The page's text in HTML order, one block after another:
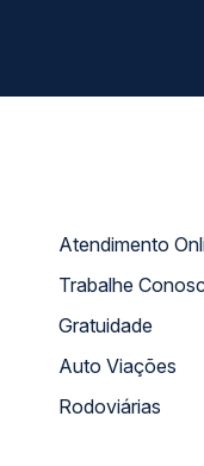
Trabalhe
Gratuidade
Auto Viações
Rodoviárias